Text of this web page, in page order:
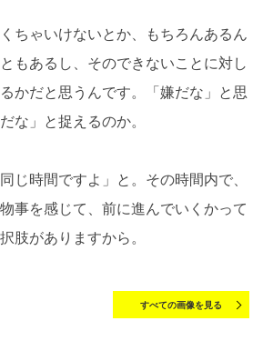
ちゃいけないとか、もちろんあるん
もあるし、そのできないことに対し
かだと思うんです。「嫌だな」と思
な」と捉えるのか。
じ時間ですよ」と。その時間内で、
事を感じて、前に進んでいくかって
肢がありますから。
すべての画像を見る